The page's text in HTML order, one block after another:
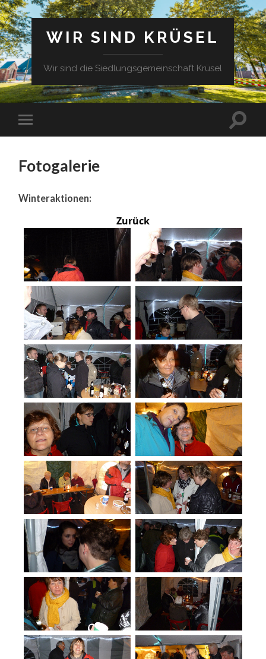
WIR SIND KRÜSEL
Wir sind die Siedlungsgemeinschaft Krüsel
Fotogalerie
Winteraktionen:
Zurück